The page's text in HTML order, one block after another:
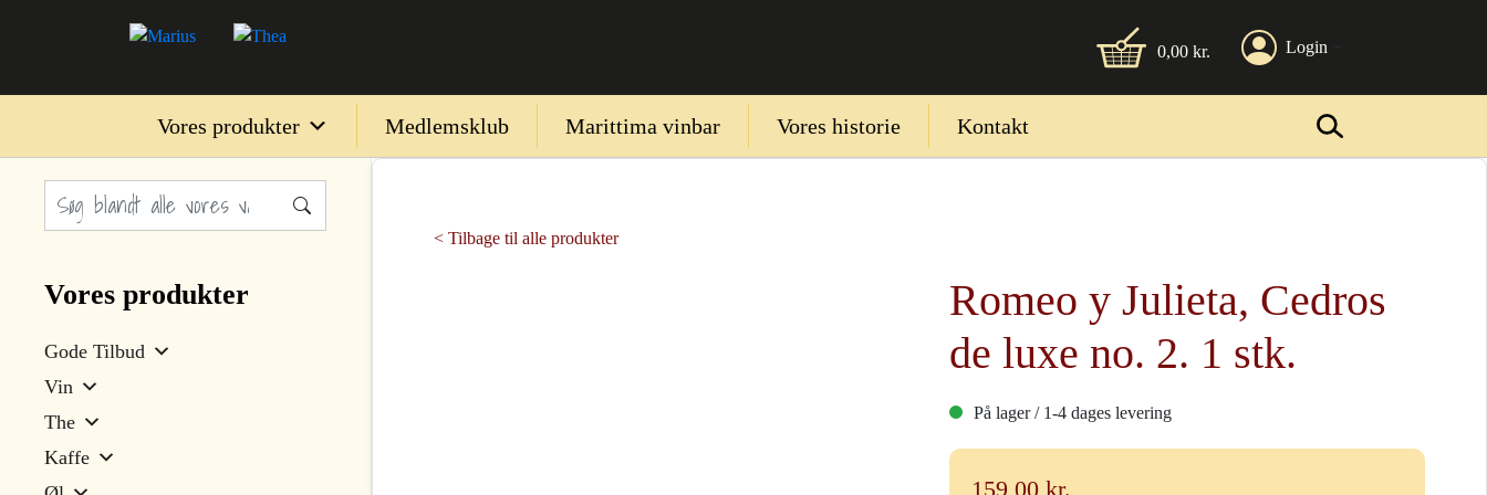
0,00kr. Login
Vores produkter Medlemsklub Marittima vinbar Vores historie Kontakt
Vores produkter
Gode Tilbud
Vin
The
Kaffe
< Tilbage til alle produkter
Romeo y Julieta, Cedros
de luxe no. 2. 1 stk.
På lager / 1-4 dages levering
159,00 kr.